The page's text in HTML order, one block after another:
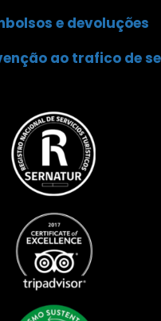
e devoluções
ao trafico de